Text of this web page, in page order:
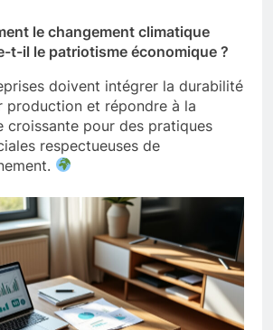
le changement climatique
t-il le patriotisme économique ?
doivent intégrer la durabilité
production et répondre à la
croissante pour des pratiques
respectueuses de